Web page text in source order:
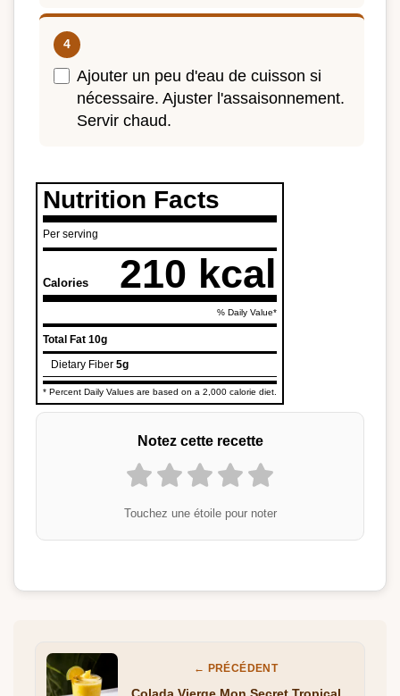
Ajouter un peu d'eau de cuisson si
nécessaire. Ajuster l'assaisonnement.
Servir chaud.
Nutrition Facts
Per serving
Calories 210 kcal
% Daily Value*
Total Fat 10g
Dietary Fiber 5g
* Percent Daily Values are based on a 2,000 calorie diet.
Notez cette recette
Touchez une étoile pour noter
← PRÉCÉDENT